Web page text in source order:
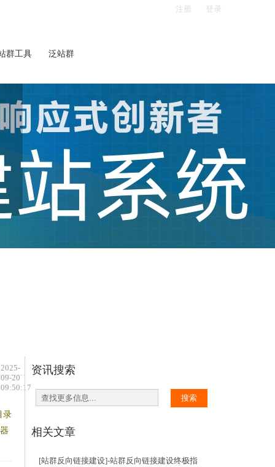
注册 登录
群工具 泛站群
2025-
09-20
09:50:17
录
资讯搜索
相关文章
[站群反向链接建设]-站群反向链接建设终极指